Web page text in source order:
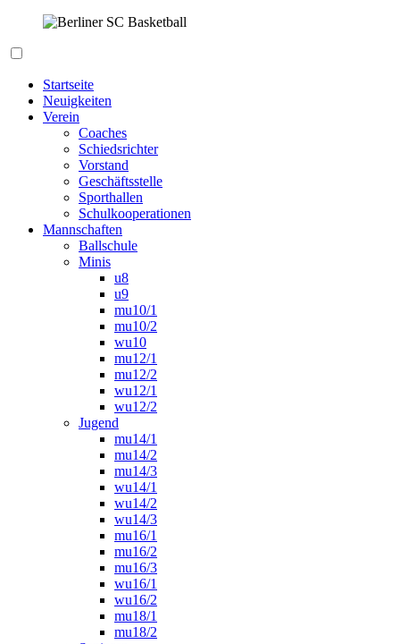
springen
Startseite
Neuigkeiten
Verein
Coaches
Schiedsrichter
Vorstand
Geschäftsstelle
Sporthallen
Schulkooperationen
Mannschaften
Ballschule
Minis
u8
u9
mu10/1
mu10/2
wu10
mu12/1
mu12/2
wu12/1
wu12/2
Jugend
mu14/1
mu14/2
mu14/3
wu14/1
wu14/2
wu14/3
mu16/1
mu16/2
mu16/3
wu16/1
wu16/2
mu18/1
mu18/2